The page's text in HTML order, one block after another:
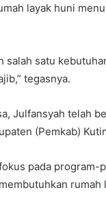
layak huni
satu
tegasnya.
Julfansyah telah
(Pemkab)
pada